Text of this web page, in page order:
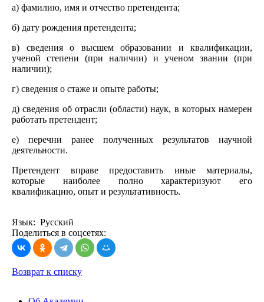
а) фамилию, имя и отчество претендента;
б) дату рождения претендента;
в) сведения о высшем образовании и квалификации,
ученой степени (при наличии) и ученом звании (при
наличии);
г) сведения о стаже и опыте работы;
д) сведения об отрасли (области) наук, в которых намерен
работать претендент;
е) перечни ранее полученных результатов научной
деятельности.
Претендент вправе предоставить иные материалы,
которые наиболее полно характеризуют его
квалификацию, опыт и результативность.
Язык: Русский
Поделиться в соцсетях:
Возврат к списку